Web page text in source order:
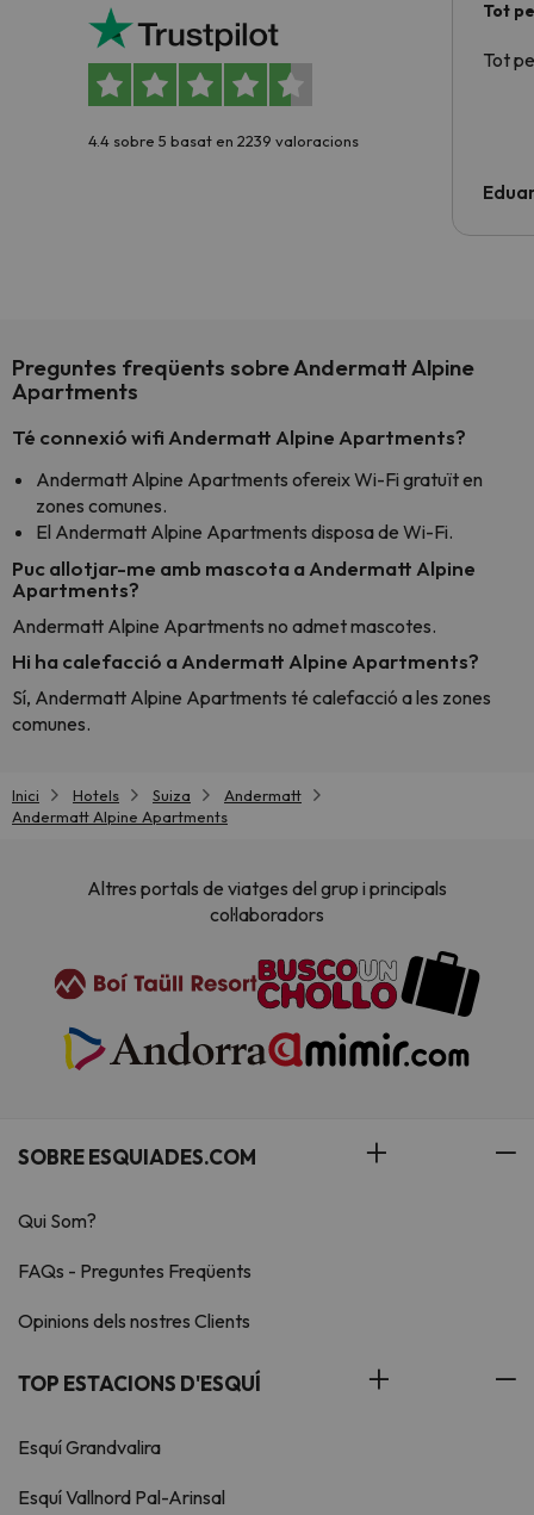
4.4 sobre 5 basat en 2239 valoracions
Tot
Tot
Preguntes freqüents sobre Andermatt Alpine
Apartments
Té connexió wifi Andermatt Alpine Apartments?
Andermatt Alpine Apartments ofereix Wi-Fi gratuït en
zones comunes.
El Andermatt Alpine Apartments disposa de Wi-Fi.
Puc allotjar-me amb mascota a Andermatt Alpine
Apartments?
Andermatt Alpine Apartments no admet mascotes.
Hi ha calefacció a Andermatt Alpine Apartments?
Sí, Andermatt Alpine Apartments té calefacció a les zones
comunes.
Inici Hotels Suiza
Andermatt
Andermatt Alpine Apartments
Altres portals de viatges del grup i principals
col·laboradors
SOBRE ESQUIADES.COM
Qui Som?
FAQs - Preguntes Freqüents
Opinions dels nostres Clients
TOP ESTACIONS D'ESQUÍ
Esquí Grandvalira
Esquí Vallnord Pal-Arinsal